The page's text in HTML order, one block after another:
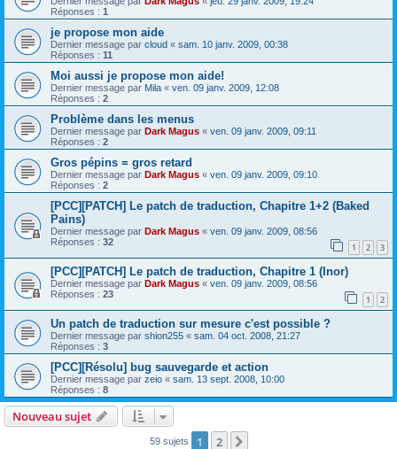
Réponses : 1
je propose mon aide
Dernier message par cloud « sam. 10 janv. 2009, 00:38
Réponses : 11
Moi aussi je propose mon aide!
Dernier message par Mila « ven. 09 janv. 2009, 12:08
Réponses : 2
Problème dans les menus
Dernier message par Dark Magus « ven. 09 janv. 2009, 09:11
Réponses : 2
Gros pépins = gros retard
Dernier message par Dark Magus « ven. 09 janv. 2009, 09:10
Réponses : 2
[PCC][PATCH] Le patch de traduction, Chapitre 1+2 (Baked
Pains)
Dernier message par Dark Magus « ven. 09 janv. 2009, 08:56
Réponses : 32 1 2 3
[PCC][PATCH] Le patch de traduction, Chapitre 1 (Inor)
Dernier message par Dark Magus « ven. 09 janv. 2009, 08:56
Réponses : 23 1 2
Un patch de traduction sur mesure c'est possible ?
Dernier message par shion255 « sam. 04 oct. 2008, 21:27
Réponses : 3
[PCC][Résolu] bug sauvegarde et action
Dernier message par zeio « sam. 13 sept. 2008, 10:00
Réponses : 8
Nouveau sujet
59 sujets 1 2